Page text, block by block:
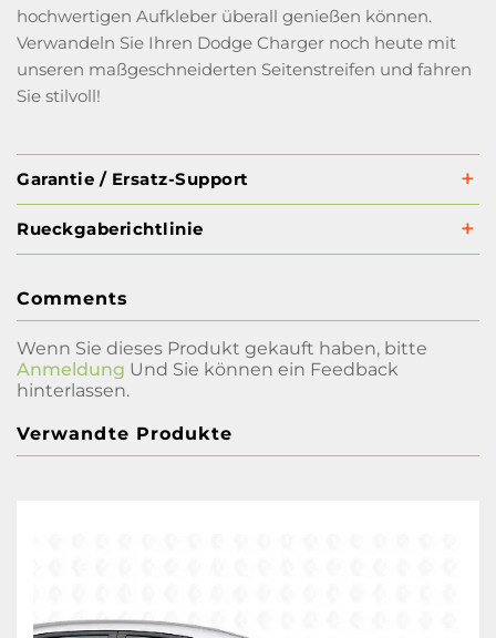
hochwertigen Aufkleber überall genießen können.
Verwandeln Sie Ihren Dodge Charger noch heute mit
unseren maßgeschneiderten Seitenstreifen und fahren
Sie stilvoll!
Garantie / Ersatz-Support
Rueckgaberichtlinie
Comments
Wenn Sie dieses Produkt gekauft haben, bitte
Anmeldung Und Sie können ein Feedback
hinterlassen.
Verwandte Produkte